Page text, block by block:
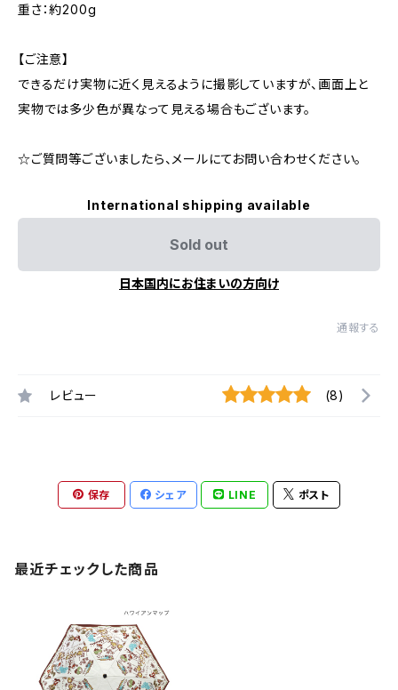
重さ：約200g
【ご注意】
できるだけ実物に近く見えるように撮影していますが、画面上と
実物では多少色が異なって見える場合もございます。
☆ご質問等ございましたら、メールにてお問い合わせください。
International shipping available
Sold out
日本国内にお住まいの方向け
通報する
レビュー (8)
保存 シェア LINE ポスト
最近チェックした商品